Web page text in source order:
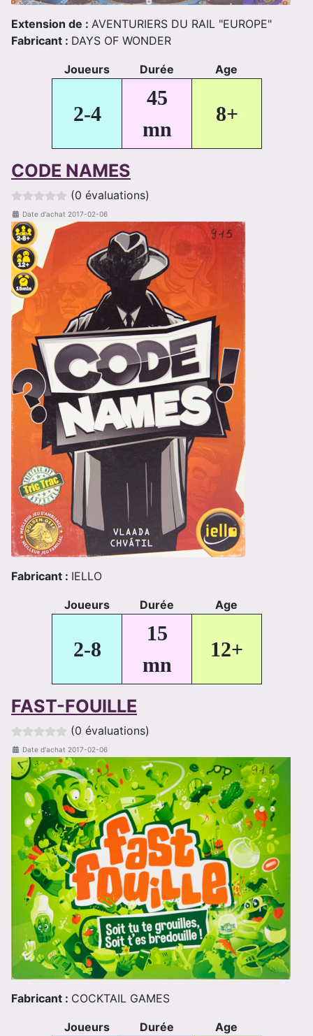
Extension de : AVENTURIERS DU RAIL "EUROPE"
Fabricant : DAYS OF WONDER
Joueurs Durée Age
2-4
45
mn
8+
CODE NAMES
(0 évaluations)
Date d'achat 2017-02-06
Fabricant : IELLO
Joueurs Durée Age
2-8
15
mn
12+
FAST-FOUILLE
(0 évaluations)
Date d'achat 2017-02-06
Fabricant : COCKTAIL GAMES
Joueurs Durée Age